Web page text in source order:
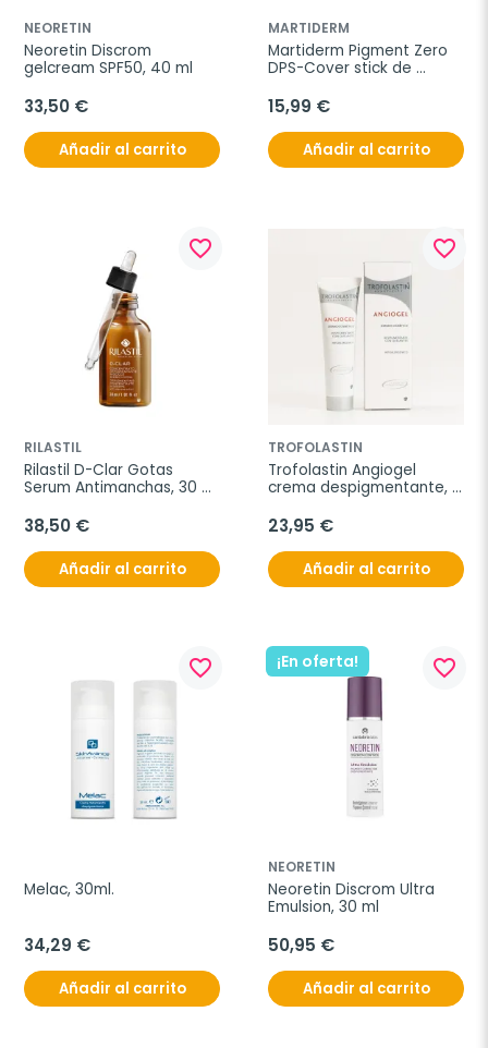
NEORETIN
Neoretin Discrom
gelcream SPF50, 40 ml
33,50 €
Añadir al carrito
MARTIDERM
Martiderm Pigment Zero
DPS-Cover stick de
15,99 €
Añadir al carrito
favorite_border
RILASTIL
Rilastil D-Clar Gotas
Serum Antimanchas, 30
38,50 €
Añadir al carrito
favorite_border
TROFOLASTIN
Trofolastin Angiogel
crema despigmentante,
23,95 €
Añadir al carrito
favorite_border
Melac, 30ml.
34,29 €
Añadir al carrito
¡En oferta! favorite_border
NEORETIN
Neoretin Discrom Ultra
Emulsion, 30 ml
50,95 €
Añadir al carrito